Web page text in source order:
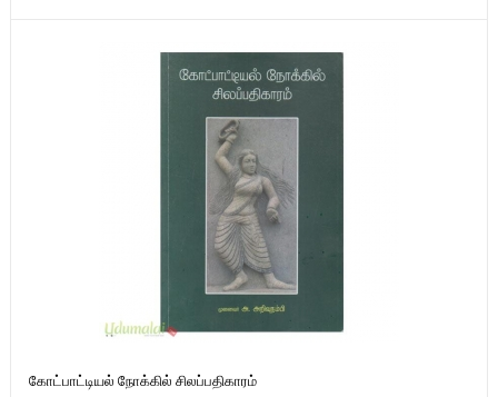
கோட்பாட்டியல் நோக்கில் சிலப்பதிகாரம்